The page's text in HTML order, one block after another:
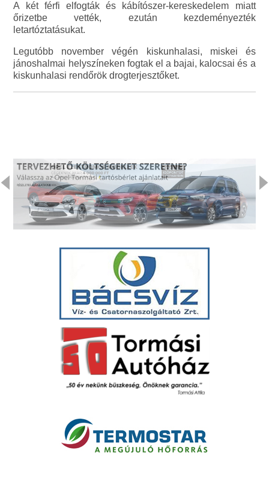
A két férfi elfogták és kábítószer-kereskedelem miatt
őrizetbe vették, ezután kezdeményezték
letartóztatásukat.
Legutóbb november végén kiskunhalasi, miskei és
jánoshalmai helyszíneken fogtak el a bajai, kalocsai és a
kiskunhalasi rendőrök drogterjesztőket.